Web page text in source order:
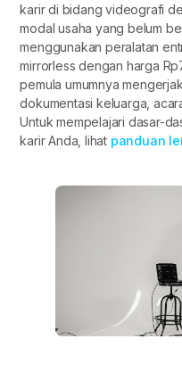
karir di bidang videografi
modal usaha yang belum
menggunakan peralatan
mirrorless dengan harga
pemula umumnya
dokumentasi keluarga,
Untuk mempelajari dasar-
karir Anda, lihat panduan